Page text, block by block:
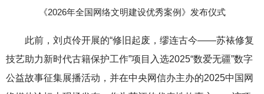
《2026年全国网络文明建设优秀案例》发布仪式
此前，刘贞伶开展的“修旧起废，缪连古今——苏裱修复
技艺助力新时代古籍保护工作”项目入选2025“数爱无疆”数字
公益故事征集展播活动，并在中央网信办主办的2025中国网